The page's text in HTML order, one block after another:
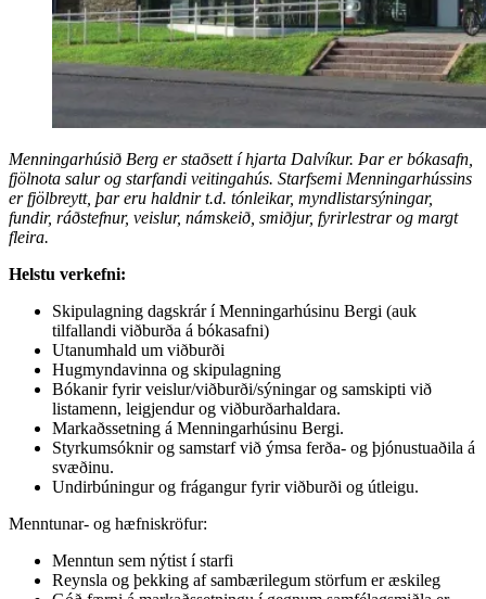
Menningarhúsið Berg er staðsett í hjarta Dalvíkur. Þar er bókasafn,
fjölnota salur og starfandi veitingahús. Starfsemi Menningarhússins
er fjölbreytt, þar eru haldnir t.d. tónleikar, myndlistarsýningar,
fundir, ráðstefnur, veislur, námskeið, smiðjur, fyrirlestrar og margt
fleira.
Helstu verkefni:
Skipulagning dagskrár í Menningarhúsinu Bergi (auk
tilfallandi viðburða á bókasafni)
Utanumhald um viðburði
Hugmyndavinna og skipulagning
Bókanir fyrir veislur/viðburði/sýningar og samskipti við
listamenn, leigjendur og viðburðarhaldara.
Markaðssetning á Menningarhúsinu Bergi.
Styrkumsóknir og samstarf við ýmsa ferða- og þjónustuaðila á
svæðinu.
Undirbúningur og frágangur fyrir viðburði og útleigu.
Menntunar- og hæfniskröfur:
Menntun sem nýtist í starfi
Reynsla og þekking af sambærilegum störfum er æskileg